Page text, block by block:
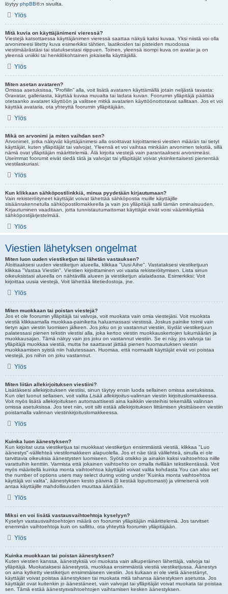
löytyy phpBB®:n sivuilta.
Ylös
Mitä kuvia on käyttäjänimeni vieressä?
Viestejä katsottaessa käyttäjänimen vieressä saattaa näkyä kaksi kuvaa. Yksi niistä voi olla
arvonimeesi liitetty kuva esimerkiksi tähtien, laatikoiden tai pisteiden muodossa
viestimäärästäsi tai statuksestasi riippuen. Toinen, yleensä isompi kuva on avatar ja on
yleensä uniikki tai henkilökohtainen jokaisella käyttäjällä.
Ylös
Miten asetan avataren?
Omissa asetuksissa, “Profiilin” alla, voit lisätä avataren käyttämällä jotain neljästä tavasta:
Gravatar, galleriasta, käyttää kuvaa muualta tai ladata kuvan. Foorumin ylläpitäjä päättää
otetaanko avataret käyttöön ja valitsee mitkä avatarien käyttöönottotavat sallitaan. Jos et voi
käyttää avataria, ota yhteyttä foorumin ylläpitäjään.
Ylös
Mikä on arvonimi ja miten vaihdan sen?
Arvonimet, jotka näkyvät käyttäjänimesi alla osoittavat kirjoittamiesi viestien määrän tai tietyt
käyttäjät, kuten ylläpitäjät tai valvojat. Yleensä et voi vaihtaa minkään arvonimen tekstiä, sillä
nämä ovat ylläpitäjän määrittelemiä. Älä kirjoita viestejä vain parantaaksesi arvonimeäsi.
Useimmat foorumit eivät siedä tätä ja valvojat tai ylläpitäjät voivat yksinkertaisesti pienentää
viestilaskuriasi.
Ylös
Kun klikkaan sähköpostilinkkiä, minua pyydetään kirjautumaan?
Vain rekisteröityneet käyttäjät voivat lähettää sähköpostia muille käyttäjille
sisäänrakennetulla sähköpostilomakkeella ja vain jos ylläpitäjä sallii tämän ominaisuuden.
Kirjautuminen vaaditaan, jotta tunnistautumattomat käyttäjät eivät voisi väärinkäyttää
sähköpostijärjestelmää.
Ylös
Viestien lähetyksen ongelmat
Miten luon uuden viestiketjun tai lähetän vastauksen?
Aloittaaksesi uuden viestiketjun alueella, klikkaa "Uusi Aihe". Vastataksesi viestiketjuun
klikkaa "Vastaa Viestiin". Viestien kirjoittaminen voi vaatia rekisteröitymisen. Lista sinun
oikeuksistasi alueella on nähtävillä alueen ja viestiketjun alalaidassa. Esimerkiksi: Voit
kirjoittaa uusia viestejä, Voit lähettää liitetiedostoja, jne.
Ylös
Miten muokkaan tai poistan viestejä?
Jos et ole foorumin ylläpitäjä tai valvoja, voit muokata vain omia viestejäsi. Voit muokata
viestiä klikkaamalla muokkaa-painiketta haluamassasi viestissä. Joskus painike toimii vain
tietyn ajan viestin luomisen jälkeen. Jos joku on jo vastannut viestiin, löydät viestiketjuun
palatessasi pienen tekstin viestisi alla, joka kertoo viestin muokkauskertojen lukumäärän ja
muokkausajan. Tämä näkyy vain jos joku on vastannut viestiin. Se ei näy, jos valvoja tai
ylläpitäjä muokkaa viestiä, mutta he saattavat jättää pienen huomautuksen viestin
muokkaamisen syistä niin halutessaan. Huomaa, että normaalit käyttäjät eivät voi poistaa
viestejä, jos niihin on joku vastannut.
Ylös
Miten liitän allekirjoituksen viestiini?
Lisätäksesi allekirjoituksen viestiisi, sinun täytyy ensin luoda sellainen omissa asetuksissa.
Kun olet luonut sellaisen, voit valita Lisää allekirjoitus-valinnan viestin kirjoituslomakkeessa.
Voit myös lisätä allekirjoituksen automaattisesti aina kaikkiin viesteihisi tekemällä valinnan
omissa asetuksissa. Jos teet niin, voit silti estää allekirjoituksen liittämisen yksittäiseen viestiin
poistamalla valinnan viestinkirjoituslomakkeessa.
Ylös
Kuinka luon äänestyksen?
Kun kirjoitat uuta viestiketjua tai muokkaat viestiketjun ensimmäistä viestiä, klikkaa "Luo
äänestys"-välilehteä viestilomakkeen alapuolella. Jos et näe tätä välilehteä, sinulla ei ole
tarvittavia oikeuksia äänestysten luomiseen. Syötä otsikko ja ainakin kaksi vaihtoehtoa niille
varattuihin kenttiin. Varmista että jokainen vaihtoehto on omalla rivillään tekstikentässä. Voit
myös määritellä kuinka monta vaihtoehtoa käyttäjät voivat valita kohdasta You can also set
the number of options users may select during voting under “Kuinka monta vaihtoehtoa
käyttäjä voi valita”, äänestyksen kesto päivinä (0 kestää loputtomasti) ja viimeisenä voit
antaa käyttäjille mahdollisuuden muuttaa ääntään.
Ylös
Miksi en voi lisätä vastausvaihtoehtoja kyselyyn?
Kyselyn vastausvaihtoehtojen määrä on foorumin ylläpitäjän määrittelemä. Jos tarvitset
enemmän vaihtoehtoja kuin on sallittu, ota yhteyttä foorumin ylläpitäjään.
Ylös
Kuinka muokkaan tai poistan äänestyksen?
Kuten viestien kanssa, äänestyksiä voi muokata vain alkuperäinen lähettäjä, valvoja tai
ylläpitäjä. Muokataksesi äänestystä, muokkaa ensimmäistä viestiä viestiketjussa. Äänestys
on aina kytketty viestiketjun ensimmäiseen viestiin. Jos kukaan ei ole vielä äänestänyt,
käyttäjät voivat poistaa äänestyksen tai muokata mitä tahansa äänestyksen asetusta. Jos
käyttäjät ovat kuitenkin jo äänestäneet, vain valvojat tai ylläpitäjät voivat muokata tai poistaa
sen. Tämä estää äänestysvaihtoehtojen vaihtamisen kesken äänestyksen.